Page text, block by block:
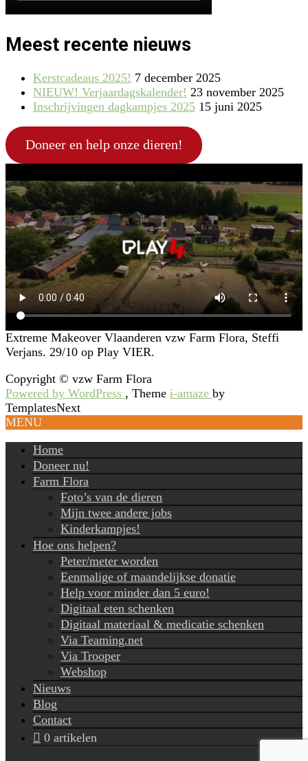
Meest recente nieuws
Kerstcadeaus 2025! 7 december 2025
NIEUW! Verjaardagskalender! 23 november 2025
Inschrijvingen dagkampjes 2025 15 juni 2025
Doneer en help onze dieren!
Extreme Makeover Vlaanderen vzw Farm Flora, Steffi
Verjans. 29/10 op Play VIER.
Copyright © vzw Farm Flora
Powered by WordPress , Theme i-amaze by
TemplatesNext
MENU
Home
Doneer nu!
Farm Flora
Foto’s van de dieren
Mijn twee andere jobs
Kinderkampjes!
Hoe ons helpen?
Peter/meter worden
Eenmalige of maandelijkse donatie
Help voor minder dan 5 euro!
Digitaal eten schenken
Digitaal materiaal & medicatie schenken
Via Teaming.net
Via Trooper
Webshop
Nieuws
Blog
Contact
0 artikelen